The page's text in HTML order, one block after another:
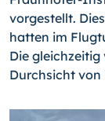
vorgestellt.
hatten im
Die
Durchsicht von